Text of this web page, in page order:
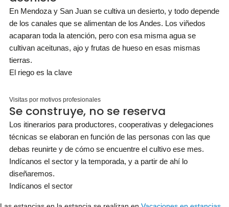
En Mendoza y San Juan se cultiva un desierto, y todo depende
de los canales que se alimentan de los Andes. Los viñedos
acaparan toda la atención, pero con esa misma agua se
cultivan aceitunas, ajo y frutas de hueso en esas mismas
tierras.
El riego es la clave
Visitas por motivos profesionales
Se construye, no se reserva
Los itinerarios para productores, cooperativas y delegaciones
técnicas se elaboran en función de las personas con las que
debas reunirte y de cómo se encuentre el cultivo ese mes.
Indícanos el sector y la temporada, y a partir de ahí lo
diseñaremos.
Indícanos el sector